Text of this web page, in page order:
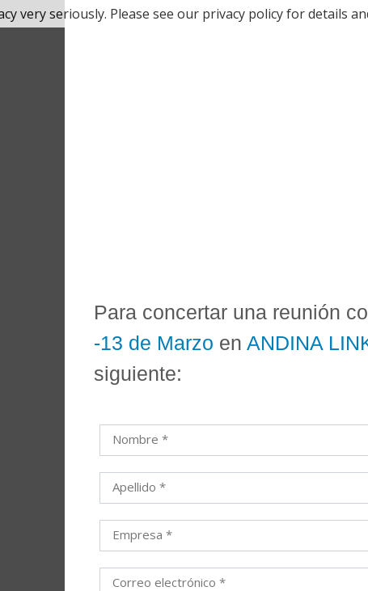
Para concertar una reunión
-13 de Marzo en ANDINA
siguiente:
Nombre *
Apellido *
Empresa *
Correo electrónico *
very seriously. Please see our privacy policy for details